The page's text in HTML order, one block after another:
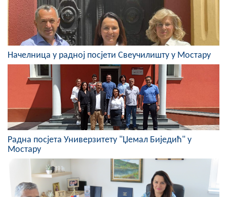
Скупштинско вијеће општине језеро
Састав Скупштине
Службени Гласници
ОПШТИНСКА УПРАВА
ИНФО
Вијести
Активности
Јавни позиви
Обавјештења
Начелница у радној посјети Свеучилишту у Мостару
Радна посјета Универзитету "Џемал Биједић" у
Мостару